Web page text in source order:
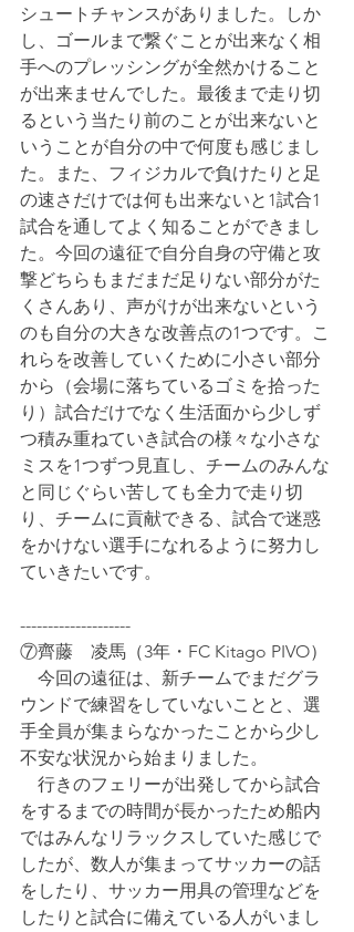
シュートチャンスがありました。しか
し、ゴールまで繋ぐことが出来なく相
手へのプレッシングが全然かけること
が出来ませんでした。最後まで走り切
るという当たり前のことが出来ないと
いうことが自分の中で何度も感じまし
た。また、フィジカルで負けたりと足
の速さだけでは何も出来ないと1試合1
試合を通してよく知ることができまし
た。今回の遠征で自分自身の守備と攻
撃どちらもまだまだ足りない部分がた
くさんあり、声がけが出来ないという
のも自分の大きな改善点の1つです。こ
れらを改善していくために小さい部分
から（会場に落ちているゴミを拾った
り）試合だけでなく生活面から少しず
つ積み重ねていき試合の様々な小さな
ミスを1つずつ見直し、チームのみんな
と同じぐらい苦しても全力で走り切
り、チームに貢献できる、試合で迷惑
をかけない選手になれるように努力し
ていきたいです。
--------------------
⑦齊藤　凌馬（3年・FC Kitago PIVO）
今回の遠征は、新チームでまだグラ
ウンドで練習をしていないことと、選
手全員が集まらなかったことから少し
不安な状況から始まりました。
行きのフェリーが出発してから試合
をするまでの時間が長かったため船内
ではみんなリラックスしていた感じで
したが、数人が集まってサッカーの話
をしたり、サッカー用具の管理などを
したりと試合に備えている人がいまし